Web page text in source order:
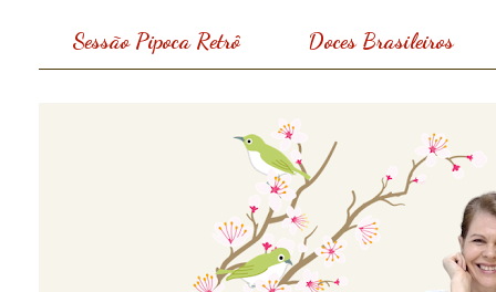
Sessão Pipoca Retrô Doces Brasileiros